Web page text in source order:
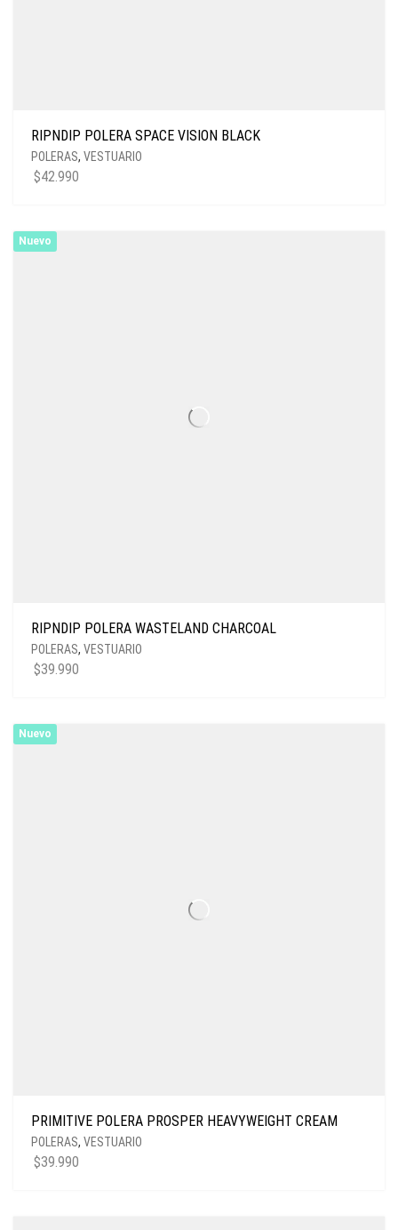
RIPNDIP POLERA SPACE VISION BLACK
POLERAS, VESTUARIO
$42.990
Nuevo
RIPNDIP POLERA WASTELAND CHARCOAL
POLERAS, VESTUARIO
$39.990
Nuevo
PRIMITIVE POLERA PROSPER HEAVYWEIGHT CREAM
POLERAS, VESTUARIO
$39.990